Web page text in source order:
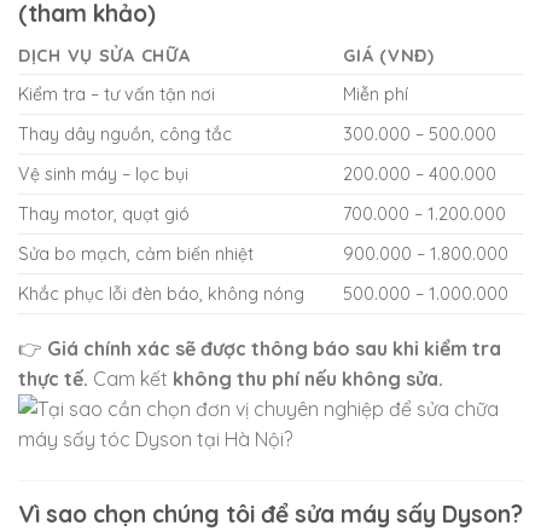
(tham khảo)
DỊCH VỤ SỬA CHỮA
GIÁ (VNĐ)
Kiểm tra – tư vấn tận nơi
Miễn phí
Thay dây nguồn, công tắc
300.000 – 500.000
Vệ sinh máy – lọc bụi
200.000 – 400.000
Thay motor, quạt gió
700.000 – 1.200.000
Sửa bo mạch, cảm biến nhiệt
900.000 – 1.800.000
Khắc phục lỗi đèn báo, không nóng
500.000 – 1.000.000
👉 Giá chính xác sẽ được thông báo sau khi kiểm tra
thực tế. Cam kết không thu phí nếu không sửa.
Vì sao chọn chúng tôi để sửa máy sấy Dyson?